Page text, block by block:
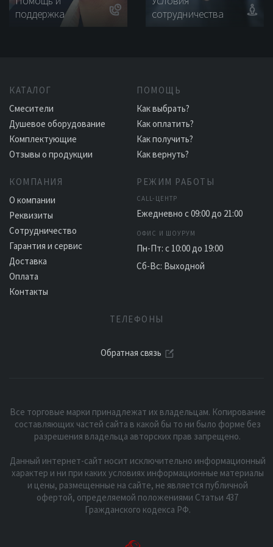
поддержка
сотрудничества
КАТАЛОГ
Смесители
Душевое оборудование
Комплектующие
Отзывы о продукции
ПОМОЩЬ
Как выбрать?
Как оплатить?
Как получить?
Как вернуть?
КОМПАНИЯ
О компании
Реквизиты
Сотрудничество
Гарантия и сервис
Доставка
Оплата
Контакты
РЕЖИМ РАБОТЫ
CALL-ЦЕНТР
Ежедневно с 09:00 до 21:00
ОФИС И ШОУРУМ
Пн-Пт: с 10:00 до 19:00
Сб-Вс: Выходной
ТЕЛЕФОНЫ
Обратная связь
Все торговые марки принадлежат их владельцам. Копирование
составляющих частей сайта в какой бы то ни было форме без
разрешения владельца авторских прав запрещено.
Данный интернет-сайт носит исключительно информационный
характер и ни при каких условиях информационные материалы
и цены, размещенные на сайте, не является публичной
офертой, определяемой положениями Статьи 437
Гражданского кодекса РФ.